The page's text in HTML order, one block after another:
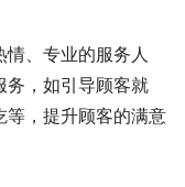
、专业的服务人
务，如引导顾客就
等，提升顾客的满意